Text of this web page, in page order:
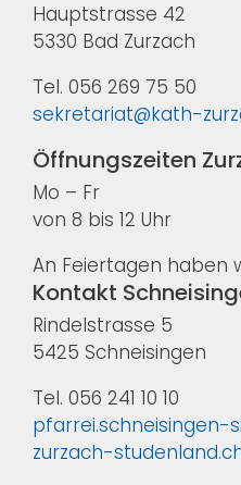
Hauptstrasse 42
5330 Bad Zurzach
Tel. 056 269 75 50
sekretariat@kath-
Öffnungszeiten
Mo – Fr
von 8 bis 12 Uhr
An Feiertagen haben
Kontakt
Rindelstrasse 5
5425 Schneisingen
Tel. 056 241 10 10
pfarrei.schneisingen-
zurzach-